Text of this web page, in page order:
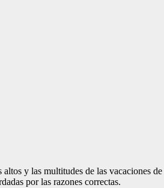
y las multitudes de las vacaciones
por las razones correctas.